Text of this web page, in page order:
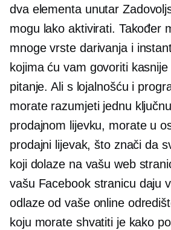
dva elementa unutar
mogu lako aktivirati. Također
mnoge vrste darivanja i
kojima ću vam govoriti
pitanje. Ali s lojalnošću i
morate razumjeti jednu
prodajnom lijevku, morate u
prodajni lijevak, što znači da
koji dolaze na vašu web
vašu Facebook stranicu daju
odlaze od vaše online
koju morate shvatiti je kako